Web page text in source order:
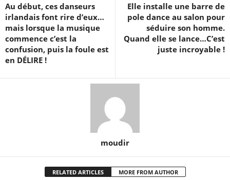
Au début, ces danseurs
irlandais font rire d’eux…
mais lorsque la musique
commence c’est la
confusion, puis la foule est
en DÉLIRE !
Elle installe une barre de
pole dance au salon pour
séduire son homme.
Quand elle se lance…C’est
juste incroyable !
moudir
RELATED ARTICLES MORE FROM AUTHOR